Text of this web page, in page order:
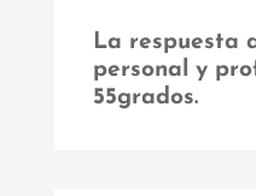
La respuesta
personal y
55grados.